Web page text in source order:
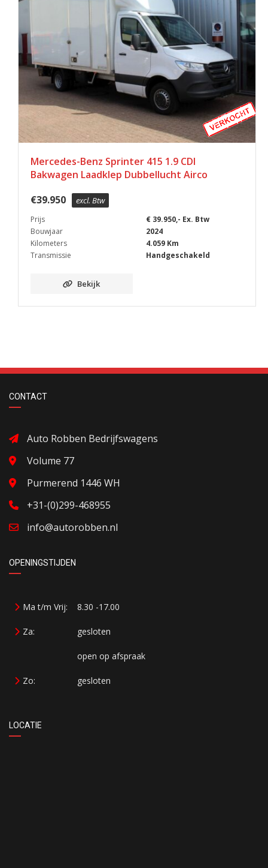
Mercedes-Benz Sprinter 415 1.9 CDI
Bakwagen Laadklep Dubbellucht Airco
€39.950 excl. Btw
Prijs
€ 39.950,- Ex. Btw
Bouwjaar
2024
Kilometers
4.059 Km
Transmissie
Handgeschakeld
Bekijk
CONTACT
Auto Robben Bedrijfswagens
Volume 77
Purmerend 1446 WH
+31-(0)299-468955
info@autorobben.nl
OPENINGSTIJDEN
Ma t/m Vrij: 8.30 -17.00
Za: gesloten
open op afspraak
Zo: gesloten
LOCATIE